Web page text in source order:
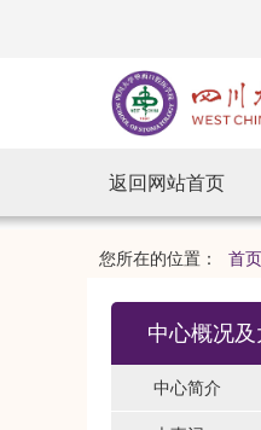
返回网站首页
您所在的位置： 首页
中心概况
中心简介